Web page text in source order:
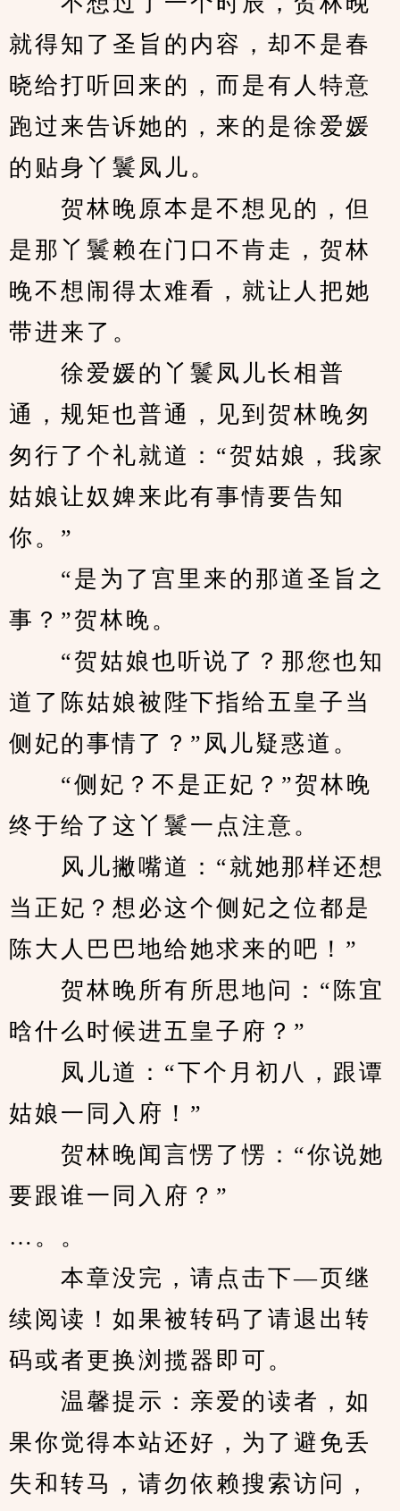
就得知了圣旨的内容，却不是春
晓给打听回来的，而是有人特意
跑过来告诉她的，来的是徐爱媛
的贴身丫鬟凤儿。
贺林晚原本是不想见的，但
是那丫鬟赖在门口不肯走，贺林
晚不想闹得太难看，就让人把她
带进来了。
徐爱媛的丫鬟凤儿长相普
通，规矩也普通，见到贺林晚匆
匆行了个礼就道：“贺姑娘，我家
姑娘让奴婢来此有事情要告知
你。”
“是为了宫里来的那道圣旨之
事？”贺林晚。
“贺姑娘也听说了？那您也知
道了陈姑娘被陛下指给五皇子当
侧妃的事情了？”凤儿疑惑道。
“侧妃？不是正妃？”贺林晚
终于给了这丫鬟一点注意。
风儿撇嘴道：“就她那样还想
当正妃？想必这个侧妃之位都是
陈大人巴巴地给她求来的吧！”
贺林晚所有所思地问：“陈宜
晗什么时候进五皇子府？”
凤儿道：“下个月初八，跟谭
姑娘一同入府！”
贺林晚闻言愣了愣：“你说她
要跟谁一同入府？”
…。。
本章没完，请点击下—页继
续阅读！如果被转码了请退出转
码或者更换浏揽器即可。
温馨提示：亲爱的读者，如
果你觉得本站还好，为了避免丢
失和转马，请勿依赖搜索访问，